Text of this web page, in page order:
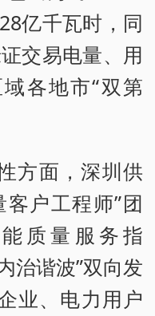
亿千瓦时，同
交易电量、用
各地市“双第
方面，深圳供
户工程师”团
质量服务指
治谐波”双向发
业、电力用户